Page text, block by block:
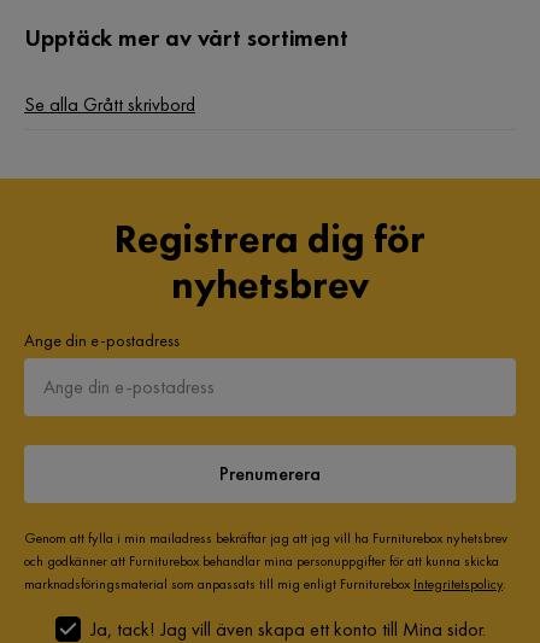
Upptäck mer av vårt sortiment
Se alla Grått skrivbord
Registrera dig för
nyhetsbrev
Ange din e-postadress
Prenumerera
Genom att fylla i min mailadress bekräftar jag att jag vill ha Furniturebox nyhetsbrev
och godkänner att Furniturebox behandlar mina personuppgifter för att kunna skicka
marknadsföringsmaterial som anpassats till mig enligt Furniturebox Integritetspolicy.
Ja, tack! Jag vill även skapa ett konto till Mina sidor.